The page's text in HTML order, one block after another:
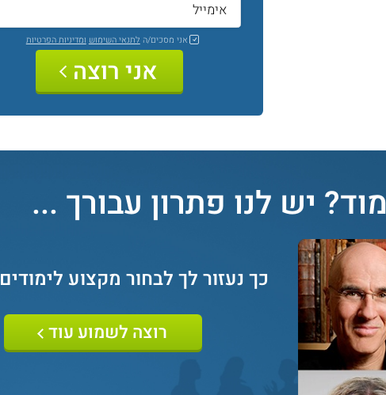
אני מסכים/ה לתנאי השימוש ומדיניות הפרטיות
אני רוצה
יש לנו פתרון עבורך ...
כך נעזור לך לבחור מקצוע לימודים
רוצה לשמוע עוד